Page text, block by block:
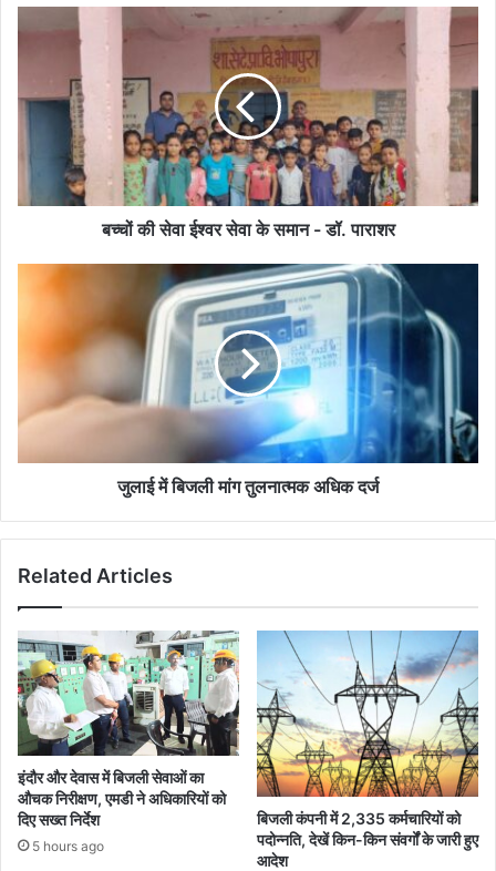
सेवा
डॉ.
बच्चों की सेवा ईश्वर सेवा के समान - डॉ. पाराशर
तुलनात्मक
दर्ज
जुलाई में बिजली मांग तुलनात्मक अधिक दर्ज
Related Articles
इंदौर और देवास में बिजली सेवाओं का
औचक निरीक्षण, एमडी ने अधिकारियों को
दिए सख्त निर्देश
5 hours ago
बिजली कंपनी में 2,335 कर्मचारियों को
पदोन्नति, देखें किन-किन संवर्गों के जारी हुए
आदेश